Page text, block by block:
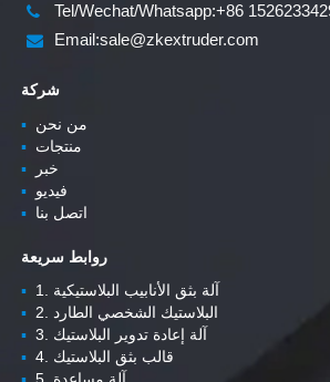
Tel/Wechat/Whatsapp:+86
Email:sale@zkextruder.com
شركة
▪ من نحن
▪ منتجات
▪
خبر
▪ فيديو
▪ اتصل بنا
روابط سريعة
▪
1. آلة بثق الأنابيب البلاستيكية
▪
2. البلاستيك الشخصي الطارد
▪
3. آلة إعادة تدوير البلاستيك
▪
4. قالب بثق البلاستيك